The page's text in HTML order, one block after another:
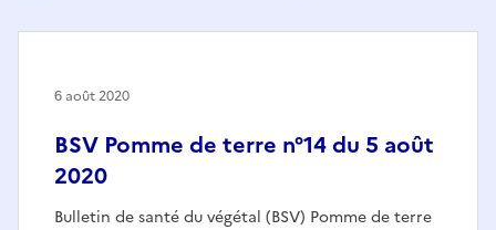
BSV Pomme de terre n°14 du 5 août
2020
Bulletin de santé du végétal (BSV) Pomme de terre
6 août 2020